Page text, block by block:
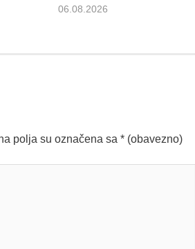
06.08.2026
polja su označena sa * (obavezno)